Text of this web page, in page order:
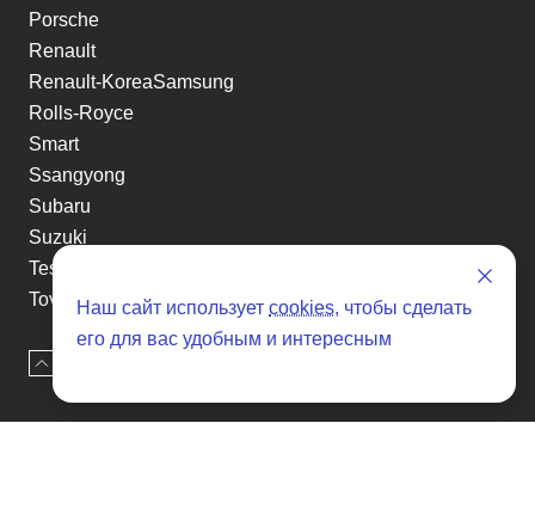
Porsche
Renault
Renault-KoreaSamsung
Rolls-Royce
Smart
Ssangyong
Subaru
Suzuki
Tesla
Toyota
Volkswagen
Volvo
Xin yuan
etc
Наш сайт использует cookies, чтобы сделать
его для вас удобным и интересным